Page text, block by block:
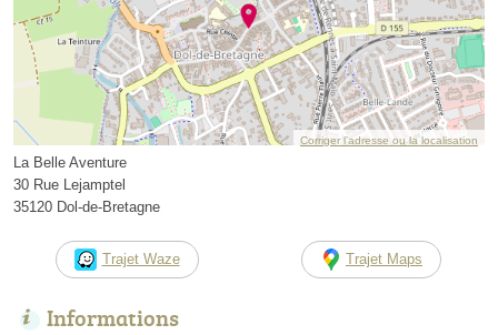
Corriger l’adresse ou la localisation
La Belle Aventure
30 Rue Lejamptel
35120 Dol-de-Bretagne
Trajet Waze Trajet Maps
Informations